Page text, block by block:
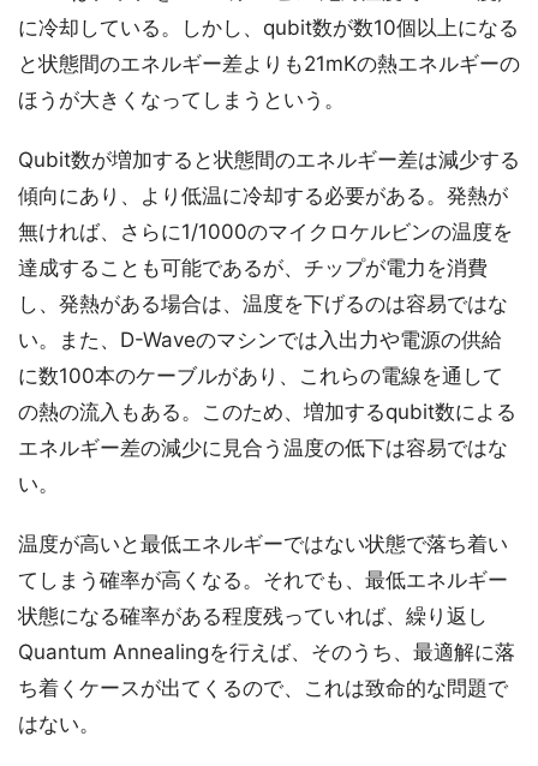
に冷却している。しかし、qubit数が数10個以上になる
と状態間のエネルギー差よりも21mKの熱エネルギーの
ほうが大きくなってしまうという。
Qubit数が増加すると状態間のエネルギー差は減少する
傾向にあり、より低温に冷却する必要がある。発熱が
無ければ、さらに1/1000のマイクロケルビンの温度を
達成することも可能であるが、チップが電力を消費
し、発熱がある場合は、温度を下げるのは容易ではな
い。また、D-Waveのマシンでは入出力や電源の供給
に数100本のケーブルがあり、これらの電線を通して
の熱の流入もある。このため、増加するqubit数による
エネルギー差の減少に見合う温度の低下は容易ではな
い。
温度が高いと最低エネルギーではない状態で落ち着い
てしまう確率が高くなる。それでも、最低エネルギー
状態になる確率がある程度残っていれば、繰り返し
Quantum Annealingを行えば、そのうち、最適解に落
ち着くケースが出てくるので、これは致命的な問題で
はない。